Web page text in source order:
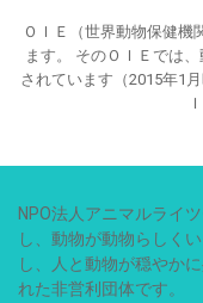
ＯＩＥ（世界動物保健機
ます。 そのＯＩＥでは
されています（2015年1
NPO法人アニマルライ
し、動物が動物らしく
し、人と動物が穏やか
れた非営利団体です。